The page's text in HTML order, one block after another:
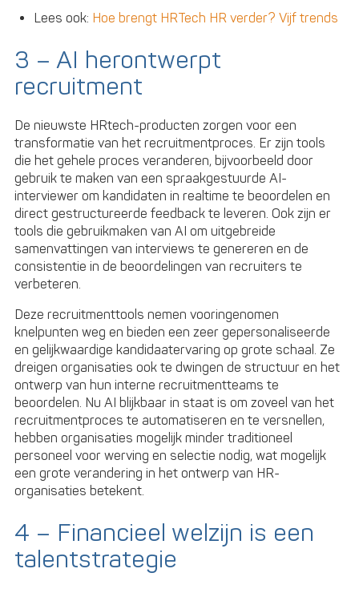
Lees ook: Hoe brengt HRTech HR verder? Vijf trends
3 – AI herontwerpt
recruitment
De nieuwste HRtech-producten zorgen voor een
transformatie van het recruitmentproces. Er zijn tools
die het gehele proces veranderen, bijvoorbeeld door
gebruik te maken van een spraakgestuurde AI-
interviewer om kandidaten in realtime te beoordelen en
direct gestructureerde feedback te leveren. Ook zijn er
tools die gebruikmaken van AI om uitgebreide
samenvattingen van interviews te genereren en de
consistentie in de beoordelingen van recruiters te
verbeteren.
Deze recruitmenttools nemen vooringenomen
knelpunten weg en bieden een zeer gepersonaliseerde
en gelijkwaardige kandidaatervaring op grote schaal. Ze
dreigen organisaties ook te dwingen de structuur en het
ontwerp van hun interne recruitmentteams te
beoordelen. Nu AI blijkbaar in staat is om zoveel van het
recruitmentproces te automatiseren en te versnellen,
hebben organisaties mogelijk minder traditioneel
personeel voor werving en selectie nodig, wat mogelijk
een grote verandering in het ontwerp van HR-
organisaties betekent.
4 – Financieel welzijn is een
talentstrategie